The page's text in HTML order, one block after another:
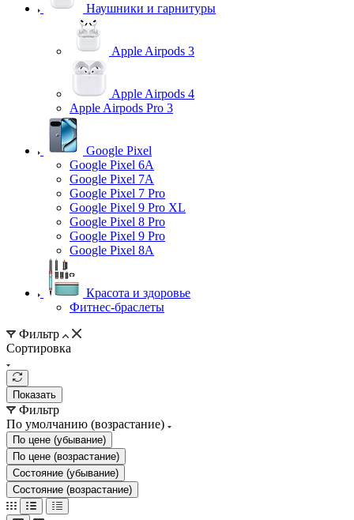
Наушники и гарнитуры
Apple Airpods 3
Apple Airpods 4
Apple Airpods Pro 3
Google Pixel
Google Pixel 6A
Google Pixel 7А
Google Pixel 7 Pro
Google Pixel 9 Pro XL
Google Pixel 8 Pro
Google Pixel 9 Pro
Google Pixel 8A
Красота и здоровье
Фитнес-браслеты
Фильтр
Сортировка
Показать
Фильтр
По умолчанию (возрастание)
По цене (убывание)
По цене (возрастание)
Состояние (убывание)
Состояние (возрастание)